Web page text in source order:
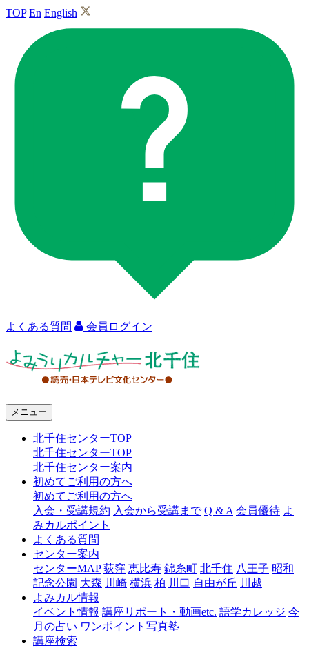
TOP En English
よくある質問 会員ログイン
ャ
千
メニュー
北千住センターTOP
北千住センターTOP
北千住センター案内
初めてご利用の方へ
初めてご利用の方へ
入会・受講規約 入会から受講まで Q & A 会員優待 よ
みカルポイント
よくある質問
センター案内
センターMAP 荻窪 恵比寿 錦糸町 北千住 八王子 昭和
記念公園 大森 川崎 横浜 柏 川口 自由が丘 川越
よみカル情報
イベント情報 講座リポート・動画etc. 語学カレッジ 今
月の占い ワンポイント写真塾
講座検索